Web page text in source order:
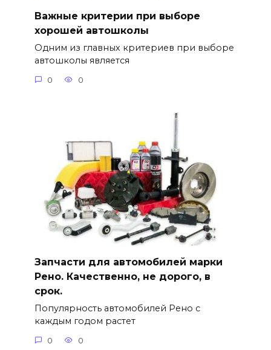
Важные критерии при выборе
хорошей автошколы
Одним из главных критериев при выборе
автошколы является
0 0
Запчасти для автомобилей марки
Рено. Качественно, не дорого, в
срок.
Популярность автомобилей Рено с
каждым годом растет
0 0